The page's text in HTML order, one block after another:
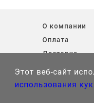
О компании
Оплата
Доставка
Контакты
Этот веб-сайт
использования